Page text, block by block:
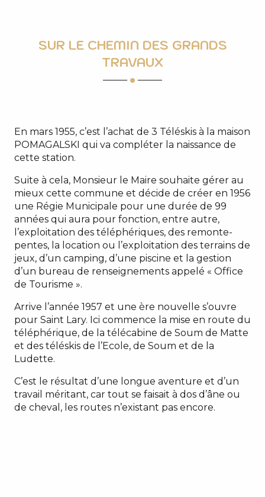
SUR LE CHEMIN DES GRANDS
TRAVAUX
En mars 1955, c’est l’achat de 3 Téléskis à la maison
POMAGALSKI qui va compléter la naissance de
cette station.
Suite à cela, Monsieur le Maire souhaite gérer au
mieux cette commune et décide de créer en 1956
une Régie Municipale pour une durée de 99
années qui aura pour fonction, entre autre,
l’exploitation des téléphériques, des remonte-
pentes, la location ou l’exploitation des terrains de
jeux, d’un camping, d’une piscine et la gestion
d’un bureau de renseignements appelé « Office
de Tourisme ».
Arrive l’année 1957 et une ère nouvelle s’ouvre
pour Saint Lary. Ici commence la mise en route du
téléphérique, de la télécabine de Soum de Matte
et des téléskis de l’Ecole, de Soum et de la
Ludette.
C’est le résultat d’une longue aventure et d’un
travail méritant, car tout se faisait à dos d’âne ou
de cheval, les routes n’existant pas encore.